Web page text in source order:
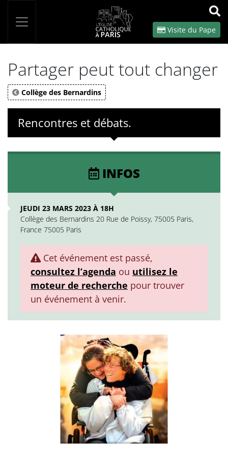
OK
Visite du Pape
Partager peut tout changer
Collège des Bernardins
Rencontres et débats.
INFOS
JEUDI 23 MARS 2023 À 18H
Collège des Bernardins 20 Rue de Poissy, 75005 Paris,
France 75005 Paris
Cet événement est passé,
consultez l’agenda ou utilisez le
moteur de recherche pour trouver
un événement à venir.
Panneau de gestion des cookies